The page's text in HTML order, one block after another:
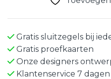
Gratis sluitzegels bij
Gratis proefkaarten
Onze designers
Klantenservice 7